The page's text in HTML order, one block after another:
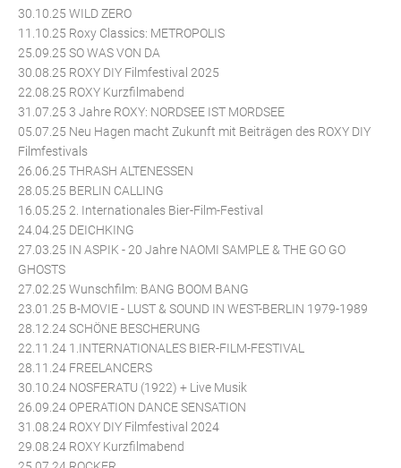
30.10.25 WILD ZERO
11.10.25 Roxy Classics: METROPOLIS
25.09.25 SO WAS VON DA
30.08.25 ROXY DIY Filmfestival 2025
22.08.25 ROXY Kurzfilmabend
31.07.25 3 Jahre ROXY: NORDSEE IST MORDSEE
05.07.25 Neu Hagen macht Zukunft mit Beiträgen des ROXY DIY
Filmfestivals
26.06.25 THRASH ALTENESSEN
28.05.25 BERLIN CALLING
16.05.25 2. Internationales Bier-Film-Festival
24.04.25 DEICHKING
27.03.25 IN ASPIK - 20 Jahre NAOMI SAMPLE & THE GO GO
GHOSTS
27.02.25 Wunschfilm: BANG BOOM BANG
23.01.25 B-MOVIE - LUST & SOUND IN WEST-BERLIN 1979-1989
28.12.24 SCHÖNE BESCHERUNG
22.11.24 1.INTERNATIONALES BIER-FILM-FESTIVAL
28.11.24 FREELANCERS
30.10.24 NOSFERATU (1922) + Live Musik
26.09.24 OPERATION DANCE SENSATION
31.08.24 ROXY DIY Filmfestival 2024
29.08.24 ROXY Kurzfilmabend